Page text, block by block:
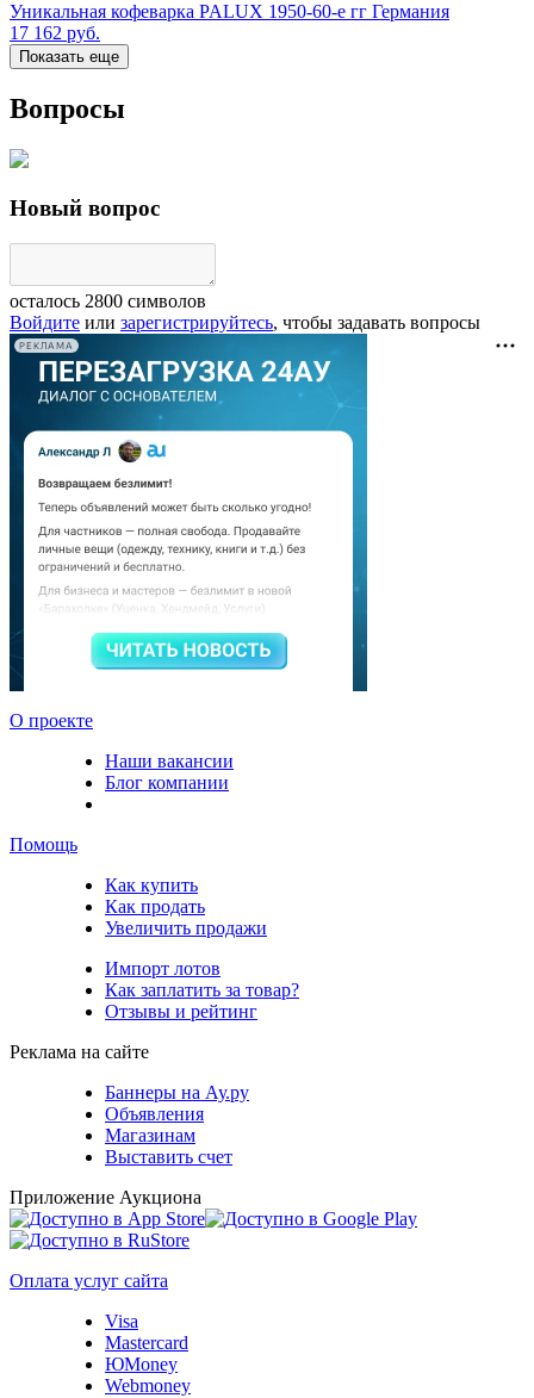
Уникальная кофеварка PALUX 1950-60-е гг Германия
17 162 руб.
Показать еще
Вопросы
Новый вопрос
осталось 2800 символов
Войдите или зарегистрируйтесь, чтобы задавать вопросы
РЕКЛАМА
О проекте
Наши вакансии
Блог компании
Помощь
Как купить
Как продать
Увеличить продажи
Импорт лотов
Как заплатить за товар?
Отзывы и рейтинг
Реклама на сайте
Баннеры на Ау.ру
Объявления
Магазинам
Выставить счет
Приложение Аукциона
Оплата услуг сайта
Visa
Mastercard
ЮMoney
Webmoney